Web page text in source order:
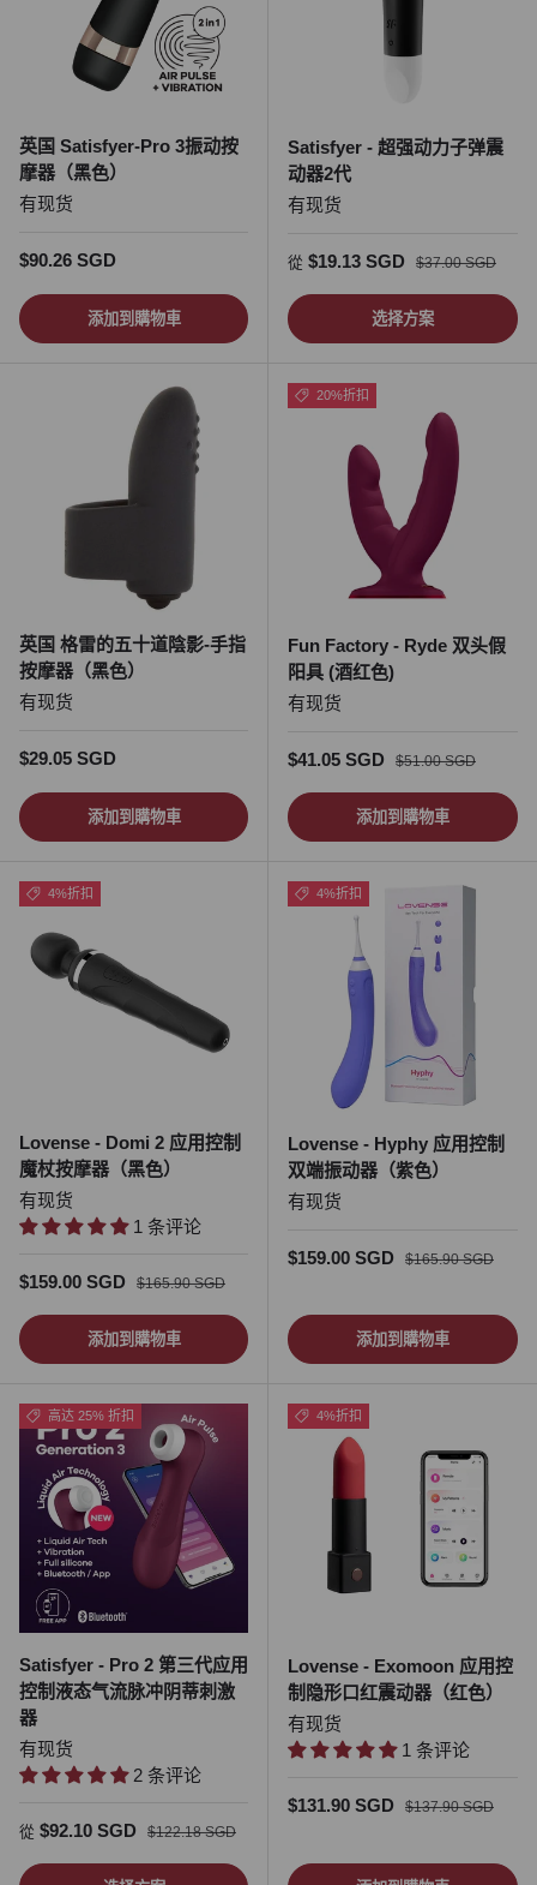
英国 Satisfyer-Pro 3振动按
摩器（黑色）
有现货
正常价格
$90.26 SGD
添加到購物車
Satisfyer - 超强动力子弹震
动器2代
有现货
促销价
從 $19.13 SGD 正常价格
$37.00 SGD
选择方案
英国 格雷的五十道陰影-手指
按摩器（黑色）
有现货
正常价格
$29.05 SGD
添加到購物車
20%折扣
Fun Factory - Ryde 双头假
阳具 (酒红色)
有现货
促销价
$41.05 SGD 正常价格
$51.00 SGD
添加到購物車
4%折扣
Lovense - Domi 2 应用控制
魔杖按摩器（黑色）
有现货
1 条评论
促销价
$159.00 SGD 正常价格
$165.90 SGD
添加到購物車
4%折扣
Lovense - Hyphy 应用控制
双端振动器（紫色）
有现货
促销价
$159.00 SGD 正常价格
$165.90 SGD
添加到購物車
高达 25% 折扣
Satisfyer - Pro 2 第三代应用
控制液态气流脉冲阴蒂刺激
器
有现货
2 条评论
促销价
從 $92.10 SGD 正常价格
$122.18 SGD
4%折扣
Lovense - Exomoon 应用控
制隐形口红震动器（红色）
有现货
1 条评论
促销价
$131.90 SGD 正常价格
$137.90 SGD